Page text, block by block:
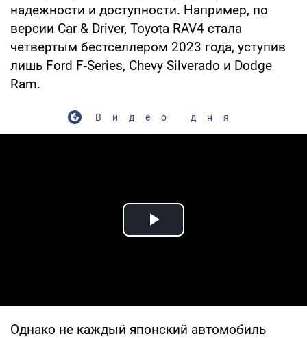
надежности и доступности. Например, по
версии Car & Driver, Toyota RAV4 стала
четвертым бестселлером 2023 года, уступив
лишь Ford F-Series, Chevy Silverado и Dodge
Ram.
Видео дня
Play Video
Однако не каждый японский автомобиль